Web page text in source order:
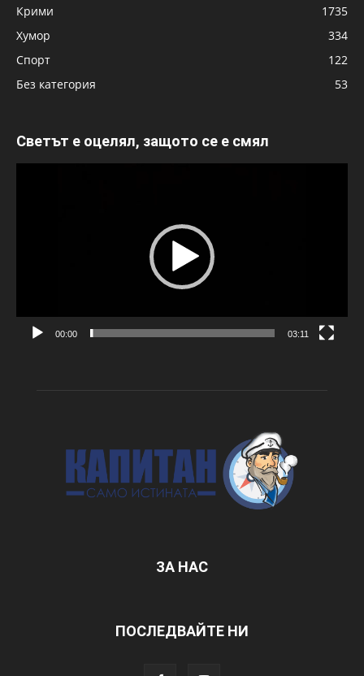
Крими
1735
Хумор
334
Спорт
122
Без категория
53
Светът е оцелял, защото се е смял
00:00 03:11
ЗА НАС
ПОСЛЕДВАЙТЕ НИ